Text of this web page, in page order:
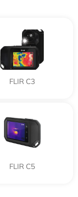
FLIR С3
FLIR С5